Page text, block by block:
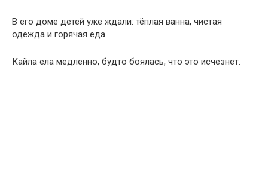
В его доме детей уже ждали: тёплая ванна, чистая
одежда и горячая еда.
Кайла ела медленно, будто боялась, что это исчезнет.